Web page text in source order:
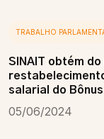
TRABALHO
SINAIT obtém
salarial do
05/06/2024